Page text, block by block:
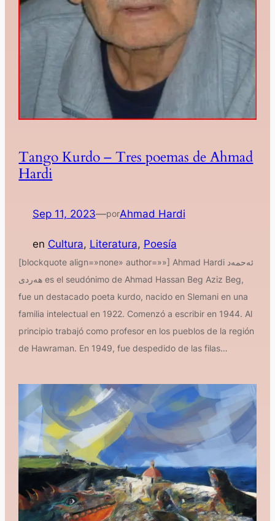
Tango Kurdo – Tres poemas de Ahmad
Hardi
Sep 11, 2023—porAhmad Hardi
en Cultura, Literatura, Poesía
[blockquote align=»none» author=»»] Ahmad Hardi ئەحمەد
هەردی es el seudónimo de Ahmad Hassan Beg Aziz Beg,
fue un destacado poeta kurdo, nacido en Slemani en una
familia intelectual en 1922. Comenzó a escribir en 1944. Al
principio trabajó como profesor en los pueblos de la región
de Hawraman. En 1949, fue despedido de las filas…